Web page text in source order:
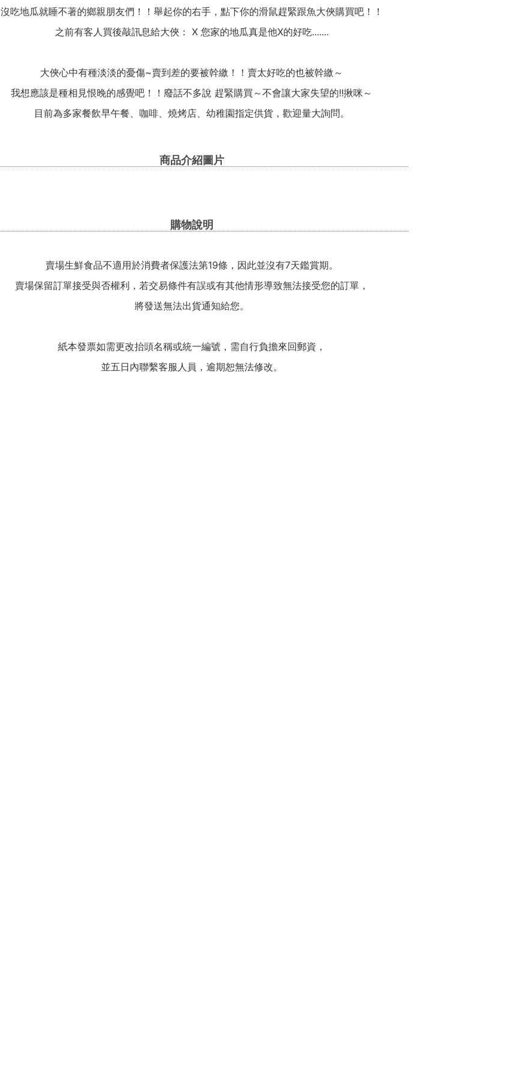
沒吃地瓜就睡不著的鄉親朋友們！！舉起你的右手，點下你的滑鼠趕緊跟魚大俠購買吧！！
之前有客人買後敲訊息給大俠： X 您家的地瓜真是他X的好吃.......
大俠心中有種淡淡的憂傷~賣到差的要被幹繳！！賣太好吃的也被幹繳～
我想應該是種相見恨晚的感覺吧！！廢話不多說 趕緊購買～不會讓大家失望的!!揪咪～
目前為多家餐飲早午餐、咖啡、燒烤店、幼稚園指定供貨，歡迎量大詢問。
商品介紹圖片
購物說明
賣場生鮮食品不適用於消費者保護法第19條，因此並沒有7天鑑賞期。
賣場保留訂單接受與否權利，若交易條件有誤或有其他情形導致無法接受您的訂單，
將發送無法出貨通知給您。
紙本發票如需更改抬頭名稱或統一編號，需自行負擔來回郵資，
並五日內聯繫客服人員，逾期恕無法修改。